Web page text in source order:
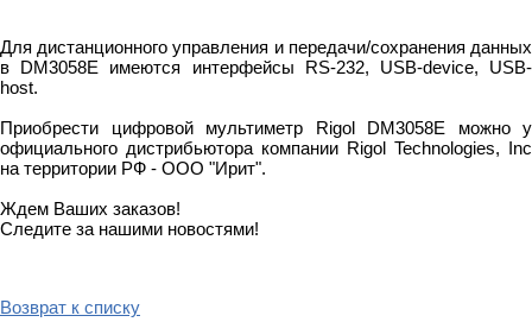
Для дистанционного управления и передачи/сохранения данных
в DM3058E имеются интерфейсы RS-232, USB-device, USB-
host.
Приобрести цифровой мультиметр Rigol DM3058E можно у
официального дистрибьютора компании Rigol Technologies, Inc
на территории РФ - ООО "Ирит".
Ждем Ваших заказов!
Следите за нашими новостями!
Возврат к списку